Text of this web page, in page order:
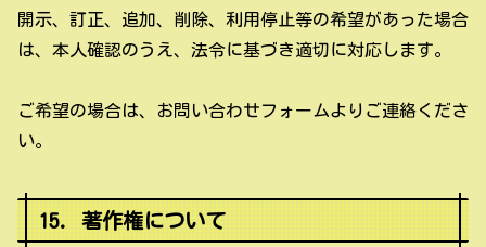
開示、訂正、追加、削除、利用停止等の希望があった場合
は、本人確認のうえ、法令に基づき適切に対応します。
ご希望の場合は、お問い合わせフォームよりご連絡くださ
い。
15. 著作権について